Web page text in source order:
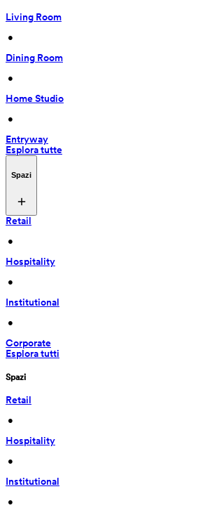
Living Room
•
Dining Room
•
Home Studio
•
Entryway
Esplora tutte
Spazi
Retail
•
Hospitality
•
Institutional
•
Corporate
Esplora tutti
Spazi
Retail
•
Hospitality
•
Institutional
•